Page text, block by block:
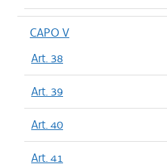
CAPO V
Art. 38
Art. 39
Art. 40
Art. 41